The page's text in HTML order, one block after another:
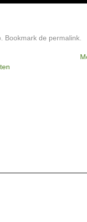
. Bookmark de permalink